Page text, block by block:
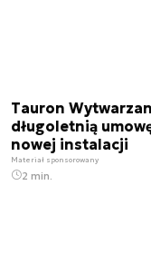
Tauron
długoletnią
nowej instalacji
Materiał sponsorowany
2 min.